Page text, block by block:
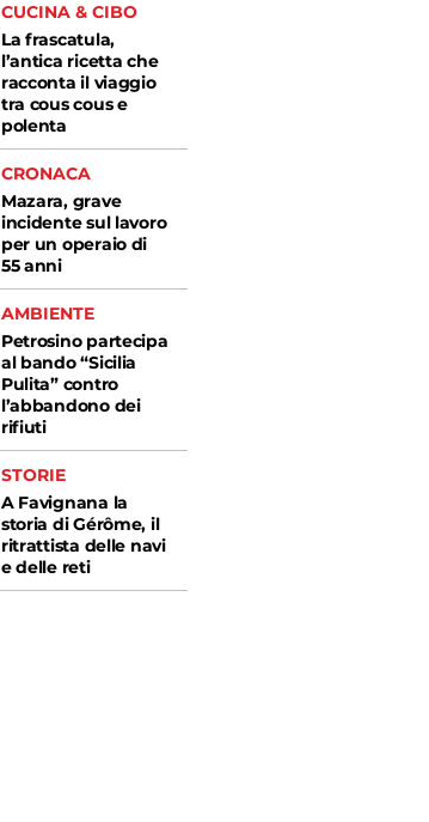
CUCINA & CIBO
La frascatula,
l’antica ricetta che
racconta il viaggio
tra cous cous e
polenta
CRONACA
Mazara, grave
incidente sul lavoro
per un operaio di
55 anni
AMBIENTE
Petrosino partecipa
al bando “Sicilia
Pulita” contro
l’abbandono dei
rifiuti
STORIE
A Favignana la
storia di Gérôme, il
ritrattista delle navi
e delle reti